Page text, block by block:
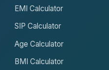
EMI Calculator
SIP Calculator
Age Calculator
BMI Calculator